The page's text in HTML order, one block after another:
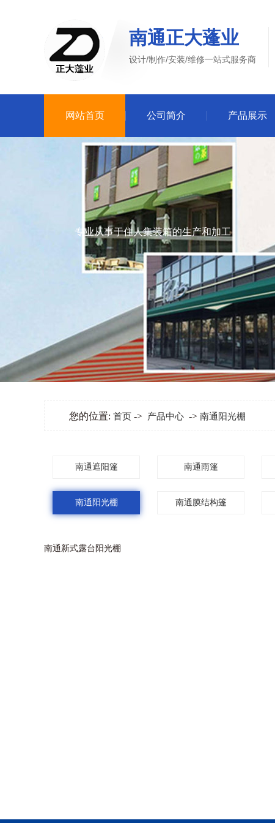
南通正大蓬业
设计/制作/安装/维修一站式服务商
网站首页 公司简介 产品展示
专业从事于住人集装箱的生产和加工
您的位置: 首页 -> 产品中心 -> 南通阳光棚
南通遮阳篷 南通雨篷
南通阳光棚 南通膜结构篷
南通新式露台阳光棚